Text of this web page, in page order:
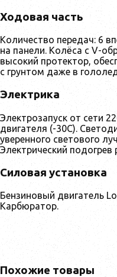
Ходовая часть
Количество передач: 6
на панели. Колёса с V-
высокий протектор,
с грунтом даже в
Электрика
Электрозапуск от сети
двигателя (-30С).
уверенного светового
Электрический подогрев
Силовая установка
Бензиновый двигатель
Карбюратор.
Похожие товары